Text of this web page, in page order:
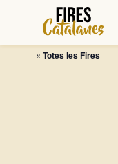
contingut
« Totes les Fires